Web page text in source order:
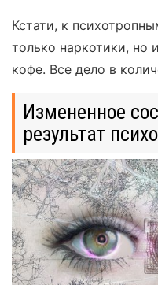
Кстати, к
только наркотики, но и
кофе. Все дело в
Измененное
результат